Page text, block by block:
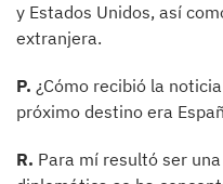
y Estados Unidos, así
extranjera.
P. ¿Cómo recibió la
próximo destino era
R. Para mí resultó ser